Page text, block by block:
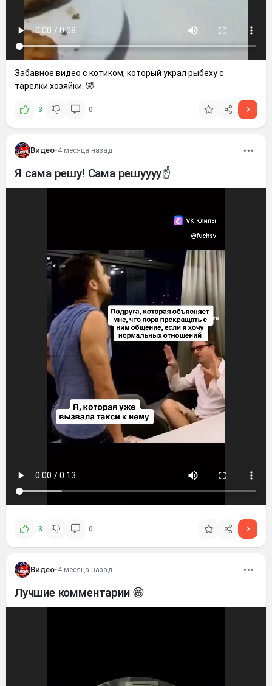
Забавное видео с котиком, который украл рыбеху с
тарелки хозяйки. 🤣
3 0
Видео•4 месяца назад
Я сама решу! Сама решуууу☝️
3 0
Видео•4 месяца назад
Лучшие комментарии 😁